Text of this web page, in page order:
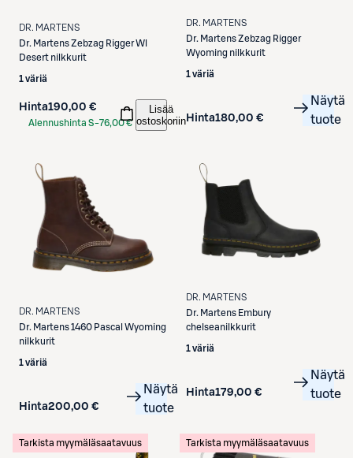
DR. MARTENS
Dr. MartensZebzag Rigger Wl
Desert nilkkurit
1 väriä
Hinta190,00 €
Alennushinta S-76,00 €
Lisää
ostoskoriin
DR. MARTENS
Dr. Martens Zebzag Rigger
Wyoming nilkkurit
1 väriä
Hinta180,00 €
Näytä
tuote
DR. MARTENS
Dr. Martens1460 Pascal Wyoming
nilkkurit
1 väriä
Hinta200,00 €
Näytä
tuote
DR. MARTENS
Dr. Martens Embury
chelseanilkkurit
1 väriä
Hinta179,00 €
Näytä
tuote
Tarkista myymäläsaatavuus Tarkista myymäläsaatavuus